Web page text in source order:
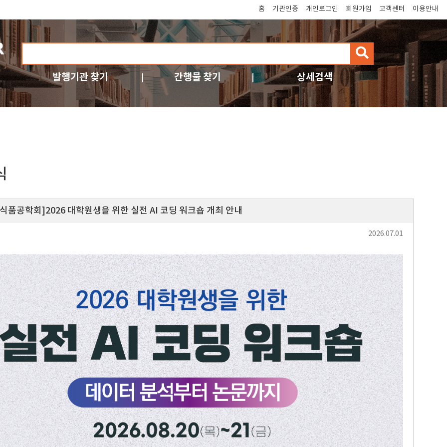
홈 기관인증 개인로그인 회원가입 고객센터 이용안내
검
색
발행기관 찾기 간행물 찾기 상세검색
품공학회]2026 대학원생을 위한 실전 AI 코딩 워크숍 개최 안내
2026.07.01